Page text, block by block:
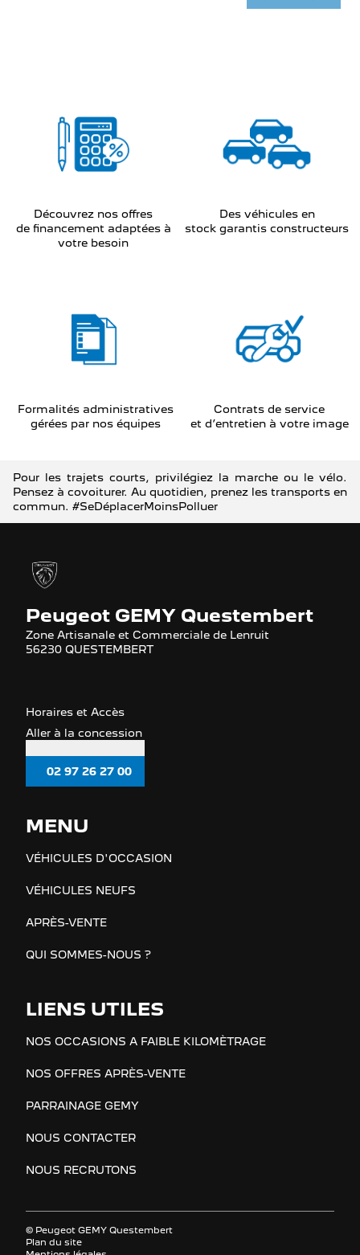
Découvrez nos offres
de financement adaptées à
votre besoin
Des véhicules en
stock garantis constructeurs
Formalités administratives
gérées par nos équipes
Contrats de service
et d’entretien à votre image
Pour les trajets courts, privilégiez la marche ou le vélo.
Pensez à covoiturer. Au quotidien, prenez les transports en
commun. #SeDéplacerMoinsPolluer
Peugeot GEMY Questembert
Zone Artisanale et Commerciale de Lenruit
56230 QUESTEMBERT
Horaires et Accès
Aller à la concession
02 97 26 27 00
MENU
VÉHICULES D'OCCASION
VÉHICULES NEUFS
APRÈS-VENTE
QUI SOMMES-NOUS ?
LIENS UTILES
NOS OCCASIONS A FAIBLE KILOMÈTRAGE
NOS OFFRES APRÈS-VENTE
PARRAINAGE GEMY
NOUS CONTACTER
NOUS RECRUTONS
© Peugeot GEMY Questembert
Plan du site